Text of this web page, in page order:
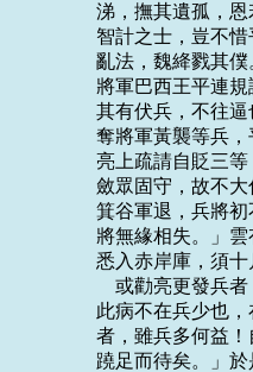
涕，撫其遺孤，
智計之士，豈不
亂法，魏絳戮其
將軍巴西王平連
其有伏兵，不往
奪將軍黃襲等兵，
亮上疏請自貶三
斂眾固守，故不
箕谷軍退，兵將
將無緣相失。」
悉入赤岸庫，須十
或勸亮更發兵
此病不在兵少也
者，雖兵多何益
蹺足而待矣。」